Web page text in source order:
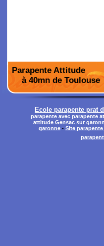
Parapente Attitude
à 40mn de Toulouse
Ecole parapente prat
parapente avec parapente
attitude Gensac sur
garonne - Site